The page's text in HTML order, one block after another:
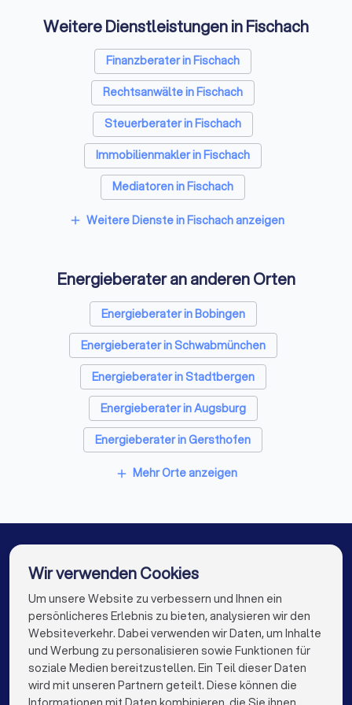
macht einfach sicherer – und
Entscheidungen zum richtigen
Zeitpunkt zu treffen.
zusammen.
Die GIH-
Weitere Dienstleistungen in Fischach
Finanzberater in Fischach
Rechtsanwälte in Fischach
Steuerberater in Fischach
Immobilienmakler in Fischach
Mediatoren in Fischach
add Weitere Dienste in Fischach anzeigen
Energieberater an anderen Orten
Energieberater in Bobingen
Energieberater in Schwabmünchen
Energieberater in Stadtbergen
Energieberater in Augsburg
Energieberater in Gersthofen
Energieberater in Friedberg (Bayern)
Energieberater in Illertissen
Energieberater in Vöhringen (Bayern)
Energieberater in Berlin
Energieberater in Hamburg
Energieberater in München
Energieberater in Köln
Energieberater in Frankfurt am Main
add Mehr Orte anzeigen
Die besten Energieberater für Sie
info@trustlocal.de
Wir verwenden Cookies
Um unsere Website zu verbessern und Ihnen ein
persönlicheres Erlebnis zu bieten, analysieren wir den
Websiteverkehr. Dabei verwenden wir Daten, um Inhalte
und Werbung zu personalisieren sowie Funktionen für
soziale Medien bereitzustellen. Ein Teil dieser Daten
wird mit unseren Partnern geteilt. Diese können die